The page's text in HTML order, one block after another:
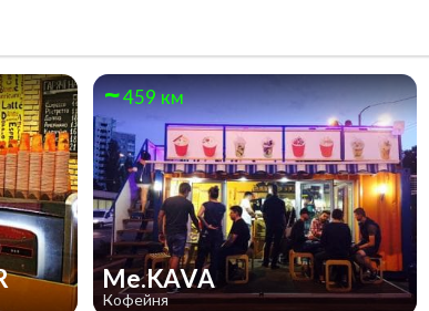
459 км
Me.KAVA
Кофейня